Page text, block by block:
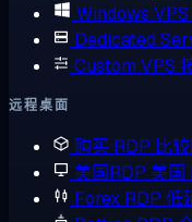
Windows VPS
Dedicated
Custom VPS
远程桌面
购买 RDP 比
美国RDP 美国
Forex RDP 低